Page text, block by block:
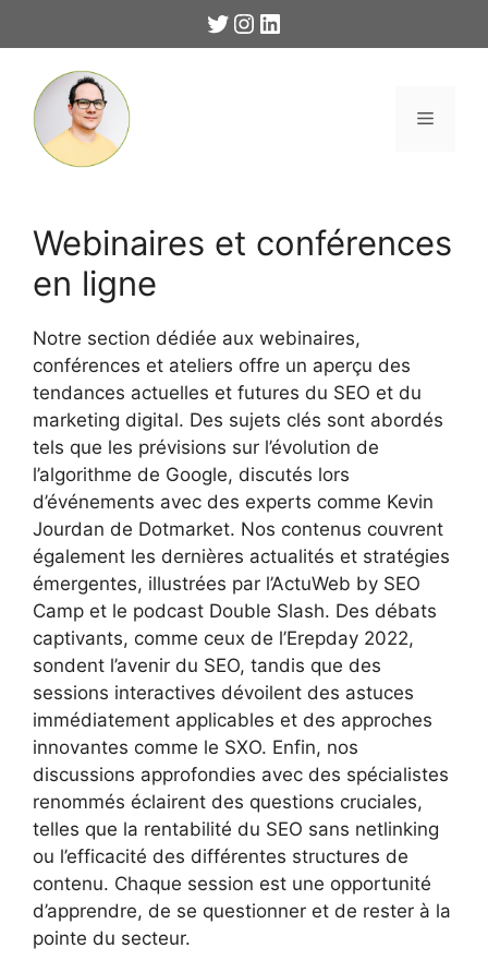
contenu
Twitter
Instagram
LinkedIn
Menu
Webinaires et conférences
en ligne
Notre section dédiée aux webinaires,
conférences et ateliers offre un aperçu des
tendances actuelles et futures du SEO et du
marketing digital. Des sujets clés sont abordés
tels que les prévisions sur l’évolution de
l’algorithme de Google, discutés lors
d’événements avec des experts comme Kevin
Jourdan de Dotmarket. Nos contenus couvrent
également les dernières actualités et stratégies
émergentes, illustrées par l’ActuWeb by SEO
Camp et le podcast Double Slash. Des débats
captivants, comme ceux de l’Erepday 2022,
sondent l’avenir du SEO, tandis que des
sessions interactives dévoilent des astuces
immédiatement applicables et des approches
innovantes comme le SXO. Enfin, nos
discussions approfondies avec des spécialistes
renommés éclairent des questions cruciales,
telles que la rentabilité du SEO sans netlinking
ou l’efficacité des différentes structures de
contenu. Chaque session est une opportunité
d’apprendre, de se questionner et de rester à la
pointe du secteur.